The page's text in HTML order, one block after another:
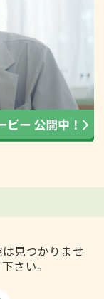
見つかりませ
さい。